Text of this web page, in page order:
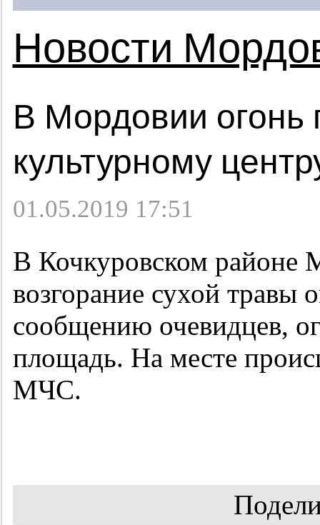
Новости
В Мордовии огонь
культурному
01.05.2019 17:51
В Кочкуровском районе
возгорание сухой травы
сообщению очевидцев,
площадь. На месте
МЧС.